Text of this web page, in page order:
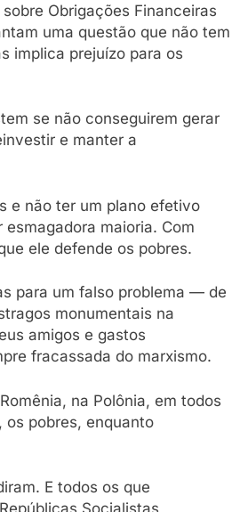
Obrigações Financeiras
uma questão que não tem
implica prejuízo para os
se não conseguirem gerar
e manter a
e não ter um plano efetivo
maioria. Com
ele defende os pobres.
para um falso problema — de
monumentais na
amigos e gastos
fracassada do marxismo.
na Polônia, em todos
os pobres, enquanto
E todos os que